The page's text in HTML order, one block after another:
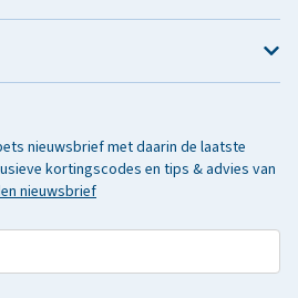
nieuwsbrief met daarin de laatste
kortingscodes en tips & advies van
nieuwsbrief